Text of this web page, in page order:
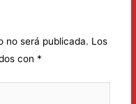
no será publicada. Los
con *